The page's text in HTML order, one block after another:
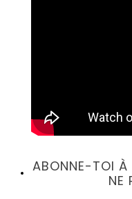
ABONNE-TOI À
NE